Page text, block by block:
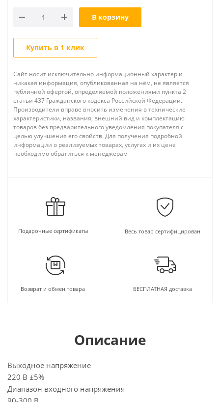
В корзину
Купить в 1 клик
Сайт носит исключительно информационный характер и
никакая информация, опубликованная на нём, не является
публичной офертой, определяемой положениями пункта 2
статьи 437 Гражданского кодекса Российской Федерации.
Производители вправе вносить изменения в технические
характеристики, названия, внешний вид и комплектацию
товаров без предварительного уведомления покупателя с
целью улучшения его свойств. Для получения подробной
информации о реализуемых товарах, услугах и их цене
необходимо обратиться к менеджерам
Подарочные сертификаты Весь товар сертифицирован
Возврат и обмен товара БЕСПЛАТНАЯ доставка
Описание
Выходное напряжение
220 В ±5%
Диапазон входного напряжения